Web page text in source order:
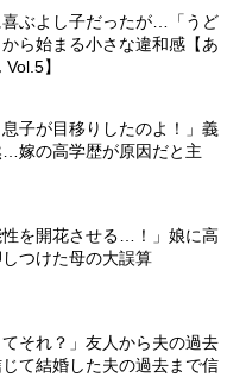
ぶよし子だったが…「うど
ら始まる小さな違和感【あ
】
息子が目移りしたのよ！」義
嫁の高学歴が原因だと主
性を開花させる…！」娘に高
つけた母の大誤算
てそれ？」友人から夫の過去
て結婚した夫の過去まで信